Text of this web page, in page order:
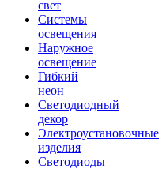
свет
Системы
освещения
Наружное
освещение
Гибкий
неон
Светодиодный
декор
Электроустановочные
изделия
Светодиоды